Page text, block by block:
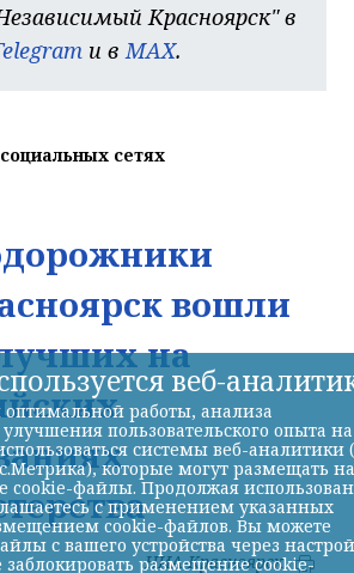
Красноярск" в
и вMAX.
сетях
вошли
на
НИА-Красноярск
веб-
работы, анализа
пользовательского опыта на
системы веб-аналитики
которые могут размещать на
cookie-файлы. Продолжая
с применением указанных
cookie-файлов. Вы можете
с вашего устройства через
заблокировать размещение cookie-